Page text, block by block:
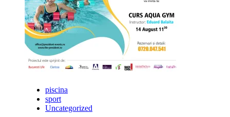
Gym
la
The
President
piscina
sport
Uncategorized